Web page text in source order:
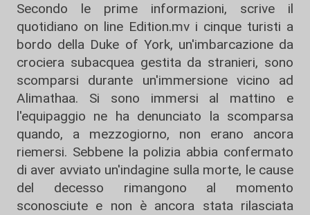
Secondo le prime informazioni, scrive il
quotidiano on line Edition.mv i cinque turisti a
bordo della Duke of York, un'imbarcazione da
crociera subacquea gestita da stranieri, sono
scomparsi durante un'immersione vicino ad
Alimathaa. Si sono immersi al mattino e
l'equipaggio ne ha denunciato la scomparsa
quando, a mezzogiorno, non erano ancora
riemersi. Sebbene la polizia abbia confermato
di aver avviato un'indagine sulla morte, le cause
del decesso rimangono al momento
sconosciute e non è ancora stata rilasciata